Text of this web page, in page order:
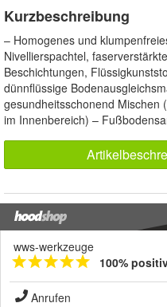
Kurzbeschreibung
– Homogenes und
Nivellierspachtel,
Beschichtungen,
dünnflüssige
gesundheitsschonend Mischen
im Innenbereich) –
wws-werkzeuge
100%
Anrufen